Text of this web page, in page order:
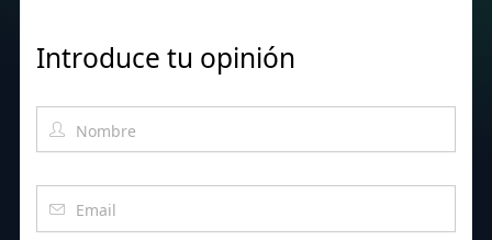
Introduce tu opinión